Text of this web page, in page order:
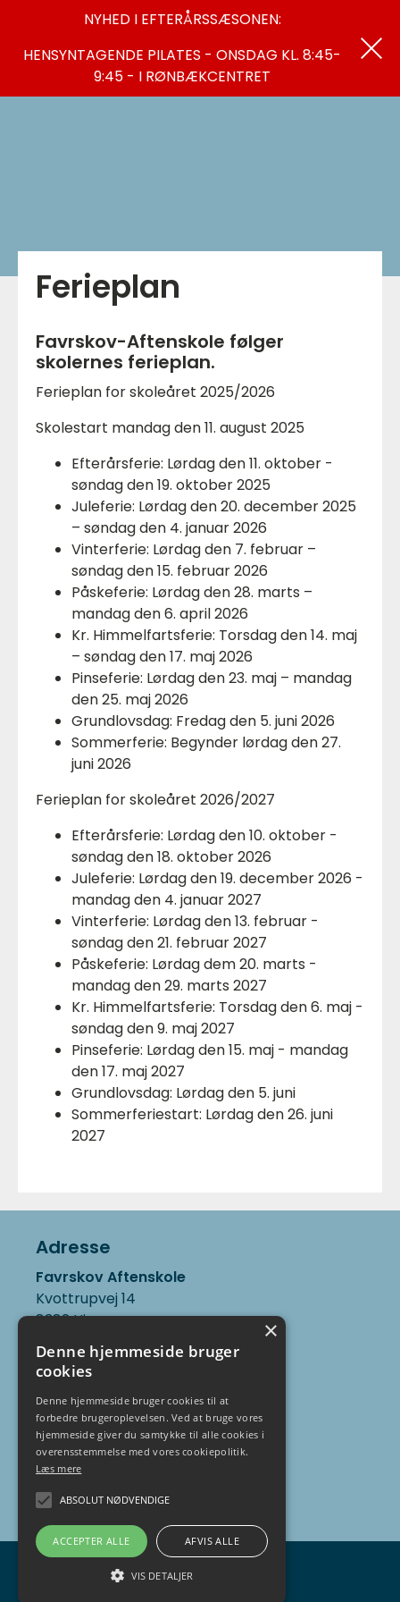
NYHED I EFTERÅRSSÆSONEN:
HENSYNTAGENDE PILATES - ONSDAG KL. 8:45-
9:45 - I RØNBÆKCENTRET
Ferieplan
Favrskov-Aftenskole følger
skolernes ferieplan.
Ferieplan for skoleåret 2025/2026
Skolestart mandag den 11. august 2025
Efterårsferie: Lørdag den 11. oktober -
søndag den 19. oktober 2025
Juleferie: Lørdag den 20. december 2025
– søndag den 4. januar 2026
Vinterferie: Lørdag den 7. februar –
søndag den 15. februar 2026
Påskeferie: Lørdag den 28. marts –
mandag den 6. april 2026
Kr. Himmelfartsferie: Torsdag den 14. maj
– søndag den 17. maj 2026
Pinseferie: Lørdag den 23. maj – mandag
den 25. maj 2026
Grundlovsdag: Fredag den 5. juni 2026
Sommerferie: Begynder lørdag den 27.
juni 2026
Ferieplan for skoleåret 2026/2027
Efterårsferie: Lørdag den 10. oktober -
søndag den 18. oktober 2026
Juleferie: Lørdag den 19. december 2026 -
mandag den 4. januar 2027
Vinterferie: Lørdag den 13. februar -
søndag den 21. februar 2027
Påskeferie: Lørdag dem 20. marts -
mandag den 29. marts 2027
Kr. Himmelfartsferie: Torsdag den 6. maj -
søndag den 9. maj 2027
Pinseferie: Lørdag den 15. maj - mandag
den 17. maj 2027
Grundlovsdag: Lørdag den 5. juni
Sommerferiestart: Lørdag den 26. juni
2027
Adresse
Favrskov Aftenskole
Kvottrupvej 14
8382 Hinnerup
cvr.nr. 32493866
Kontakt
Skoleleder Kirsten Bundgaard
tlf. 22 88 07 16
fav@Favrskov-Aftenskole.dk
En del af
×
Denne hjemmeside bruger
cookies
Denne hjemmeside bruger cookies til at
forbedre brugeroplevelsen. Ved at bruge vores
hjemmeside giver du samtykke til alle cookies i
overensstemmelse med vores cookiepolitik.
Læs mere
ABSOLUT NØDVENDIGE
ACCEPTER ALLE AFVIS ALLE
VIS DETALJER